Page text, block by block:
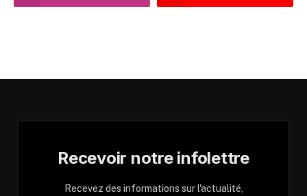
Recevoir notre infolettre
Recevez des informations sur l'actualité,